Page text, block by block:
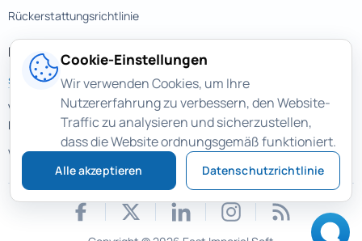
Rückerstattungsrichtlinie
Kontakte
support@magicuneraser.com
Velyka Vasylkivska street, 77a
Kyiv, Ukraine
Weitere Kontakte >
Cookie-Einstellungen
Wir verwenden Cookies, um Ihre
Nutzererfahrung zu verbessern, den Website-
Traffic zu analysieren und sicherzustellen,
dass die Website ordnungsgemäß funktioniert.
Alle akzeptieren Datenschutzrichtlinie